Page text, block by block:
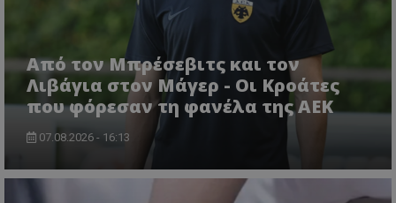
Από τον Μπρέσεβιτς και τον
Λιβάγια στον Μάγερ - Οι Κροάτες
που φόρεσαν τη φανέλα της ΑΕΚ
07.08.2026 - 16:13